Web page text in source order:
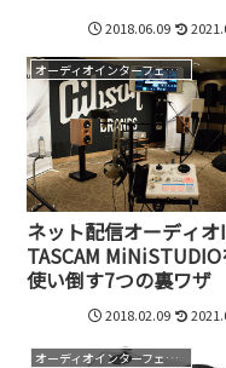
能に。Free版も同時に誕
2018.06.09
オーディオインターフェイス
ネット配信オーディオ
TASCAM MiNiSTUDIO
使い倒す7つの裏ワザ
2018.02.09
オーディオインターフェイス